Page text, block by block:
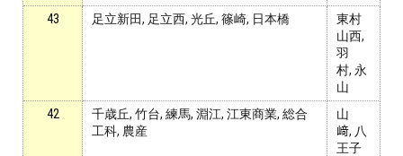
43
足立新田, 足立西, 光丘, 篠崎, 日本橋
東村
山西,
羽
村, 永
山
42
千歳丘, 竹台, 練馬, 淵江, 江東商業, 総合
工科, 農産
山
﨑, 八
王子